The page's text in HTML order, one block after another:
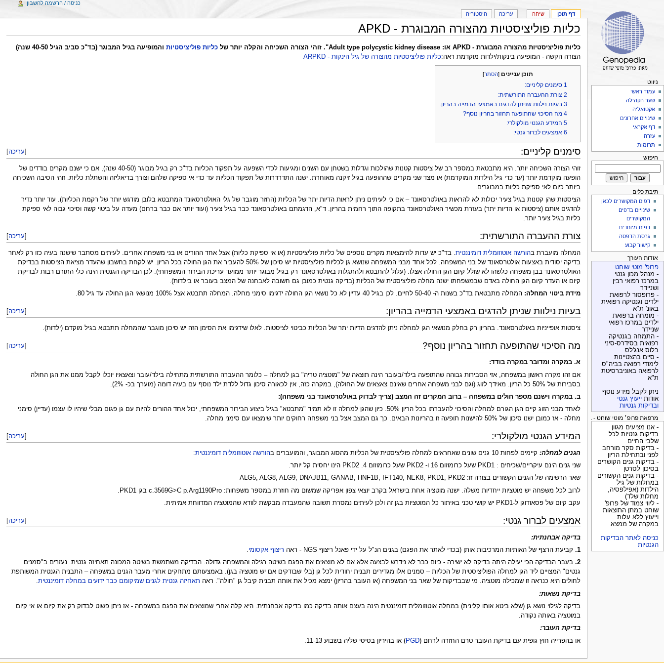
כליות פוליציסטיות מהצורה המבוגרת - APKD
כליות פוליציסטיות מהצורה המבוגרת - APKD או: Adult type polycystic kidney disease". זוהי הצורה השכיחה והקלה יותר של כליות פוליציסטיותוהמופיעה בגיל המבוגר (בד"כ סביב הגיל 40-50 שנה)
הצורה הקשה - המופיעה בינקות/ילדות מוקדמת ראה:כליות פוליציסטיות מהצורה של גיל הינקות - ARPKD
תוכן עניינים [הסתר]
1 סימנים קליניים:
2 צורת ההעברה התורשתית:
3 בעיות נילוות שניתן להדגים באמצעי הדמייה בהריון:
4 מה הסיכוי שהתופעה תחזור בהריון נוסף?
5 המידע הגנטי מולקולרי:
6 אמצעים לברור גנטי:
[עריכה] סימנים קליניים:
זוהי הצורה השכיחה יותר. היא מתבטאת במספר רב של ציסטות קטנות שהולכות וגדלות בשטחן עם השנים ומגיעות לכדי השפעה על תפקוד הכליות בד"כ רק בגיל מבוגר (40-50 שנה), אם כי ישנם מקרים בודדים של
הופעה מוקדמת יותר (עד כדי גיל הילדות המוקדמת) או מצד שני מקרים שההופעה בגיל זיקנה מאוחרת. ישנה התדרדרות של תפקוד הכליות עד כדי אי ספיקה שלהם וצורך בדיאליזה והשתלת כליות. זוהי הסיבה השכיחה
ביותר כיום לאי ספיקת כליות במבוגרים.
הציסטות שהן קטנות בגיל צעיר יכולות לא להראות באולטרסאונד – אם כי לעיתים ניתן לראות הדיות יתר של הכליות (החזר מוגבר של גלי האולטרסאונד המתבטא בלובן מודגש יותר של רקמת הכליות). עוד יותר נדיר
להדגים אותם (ציסטות או הדיות יתר) בעזרת מכשיר האולטרסאונד בתקופה התוך רחמית בהריון. ד"א, הדגמתם באולטרסאונד כבר בגיל צעיר (ועוד יותר אם כבר ברחם) מעדה על ביטוי קשה וסיכוי גבוה לאי ספיקת
כליות בגיל צעיר יותר.
[עריכה] צורת ההעברה התורשתית:
המחלה מועברת בהורשה אוטוזומלית דומיננטית. בד"כ יש עדות להימצאות מקרים נוספים של כליות פוליציסטיות (או אי ספיקת כליות) אצל אחד ההורים או בני משפחה אחרים. לעיתים מסתבר שישנה בעיה כזו רק לאחר
בדיקה יסודית באצעות אולטרסאונד של בני המשפחה. לכל אחד מבני המשפחה שנושא גן לכליות פוליציסטיות יש סיכון של 50% להעביר את הגן החולה בכל הריון. יש לקחת בחשבון שהעדר מציאת הציסטות בבדיקת
האולטרסאונד בבן משפחה כלשהו לא שולל קיום הגן החולה אצלו. (עלול להתבטא ולהתגלות באולטרסאונד רק בגיל מבוגר יותר ממועד עריכת הבירור המשפחתי). לכן הבדיקה הגנטית הינה כלי התורם רבות לבדיקת
קיום או העדר קיום הגן החולה באדם שבמשפחתו ישנה מחלה פוליציסטית של הכליות (בדיקה גנטית כמובן גם חשובה לאבחנה של המצב בעובר או בילדות).
מידת ביטוי המחלה: המחלה מתבטאת בד"כ בשנות ה- 50-40 לחיים. לכן בגיל 40 עדיין לא כל נושאי הגן החולה ידגימו סימני מחלה. המחלה תתבטא אצל 100% מנושאי הגן החולה עד גיל 80.
[עריכה] בעיות נילוות שניתן להדגים באמצעי הדמייה בהריון:
ציסטות אופייניות באולטרסאונד. בהריון רק בחלק מנושאי הגן למחלה ניתן להדגים הדיות יתר של הכליות כביטוי לציסטות. לאלו שידגימו את הסימן הזה יש סיכון מוגבר שהמחלה תתבטא בגיל מוקדם (ילדות).
[עריכה] מה הסיכוי שהתופעה תחזור בהריון נוסף?
א. במקרה ומדובר במקרה בודד:
אם זהו מקרה ראשון במשפחה, אזי הסבירות גבוהה שהתופעה בילד/בעובר הינה תוצאה של "מוטציה טריה" בגן למחלה – כלומר ההעברה התורשתית מתחילה בילד/עובר וצאצאיו יוכלו לקבל ממנו את הגן החולה
בסבירות של 50% כל הריון. מאידך לזוג (וגם לבני משפחה אחרים שאינם צאצאים של החולה), במקרה כזה, אין לכאורה סיכון גדול ללדת ילד נוסף עם בעיה דומה (מוערך בכ- 2%).
ב. במקרה וישנם מספר חולים במשפחה – ברוב המקרים זה המצב (צריך לבדוק באולטרסאונד בני משפחה):
לאחד מבני הזוג קיים הגן הגורם למחלה והסיכוי להעברתו בכל הריון 50%. כיון שהגן למחלה זו לא תמיד "מתבטא" בגיל ביצוע הבירור המשפחתי, יכול אחד ההורים להיות עם גן פגום מבלי שיהיו לו עצמו (עדיין) סימני
מחלה - אז כמובן ישנו סיכון של 50% להישנות תופעה זו בהריונות הבאים. כך גם המצב אצל בני משפחה רחוקים יותר שימצאו עם סימני מחלה.
[עריכה] המידע הגנטי מולקולרי:
הגנים למחלה:קיימים לפחות 10 גנים שונים שאחראים למחלה פוליציסטית של הכליות מהסוג המבוגר, והמועברים ב הורשה אוטוזומלית דומיננטית:
שני גנים הינם עיקריים/שכיחים : PKD1 שעל כרומוזום 16 ו- PKD2 שעל כרומוזום 4. PKD2 הינו יחסית קל יותר.
שאר הרשימה של הגנים הקשורים בצורה זו: ALG5, ALG8, ALG9, DNAJB11, GANAB, HNF1B, IFT140, NEK8, PKD1, PKD2
לרוב לכל משפחה יש מוטציות ייחדיות משלה. ישנה מוטציה אחת בישראל בקרב יוצאי צפון אפריקה שמשום מה חוזרת במספר משפחות: c.3569G>C p.Arg1190Pro בגן PKD1.
עקב קיום של פסאודוגן ל-PKD1 יש קושי טכני באיתור כל המוטציות בגן זה ולכן לעיתים נמסרת תשובה שהמעבדה מבקשת לוודא שהמוטציה המדווחת אמיתית.
[עריכה] אמצעים לברור גנטי:
בדיקה אבחנתית:
1. קביעת הרצף של האותיות המרכיבות אותן (בכדי לאתר את הפגם) בגנים הנ"ל על ידי פאנל ריצוף NGS - ראה ריצוף אקסומי.
2. בעבר הבדיקה הכי יעילה היתה בדיקה לא ישירה - כיום כבר לא נידרש לבצעה אלא אם לא מוצאים את הפגם בשיטה רגילה והמשפחה גדולה. הבדיקה משתמשת בשיטה המכונה תאחיזה גנטית. נעזרים ב"סמנים
גנטים" המצויים ליד הגן למחלה הפוליציסטית של הכליות – סמנים אלו מגדירים תבנית יחודית לכל גן (בלי שבודקים אם יש מוטציה בגן). באמצעותם מתחקים אחרי מעבר הגנים במשפחה – התבנית הגנטית המשותפת
לחולים היא כנראה זו שמכילה מוטציה. מי שבבדיקות של שאר בני המשפחה (או העובר בהריון) ימצא מכיל את אותה תבנית קיבל גן "חולה". ראה תאחיזה גנטית לגנים שמיקומם כבר ידועים במחלה דומיננטית.
בדיקת נשאות:
בדיקה לגילוי נושא גן (שלא ביטא אותו קלינית) במחלה אוטוזומלית דומיננטית הינה בעצם אותה בדיקה כמו בדיקה אבחנתית. היא קלה אחרי שמוצאים את הפגם במשפחה - אז ניתן פשוט לבדוק רק את קיום או אי קיום
במוטציה באותה נקודה.
בדיקת העובר:
או בהפרייה חוץ גופית עם בדיקת העובר טרם החזרה לרחם (PGD) או בהיריון בסיסי שליה בשבוע 11-13.
דף תוכן שיחה עריכה היסטוריה
כניסה / הרשמה לחשבון
ניווט
עמוד ראשי
שער הקהילה
אקטואליה
שינויים אחרונים
דף אקראי
עזרה
תרומות
חיפוש
תיבת כלים
דפים המקושרים לכאן
שינויים בדפים
המקושרים
דפים מיוחדים
גרסת הדפסה
קישור קבוע
אודות העורך
פרופ' מוטי שוחט
- מנהל מכון גנטי
במרכז רפואי רבין
ושניידר
- פרופסור לרפואת
ילדים וגנטיקה רפואית
באונ' ת"א
- מומחה ברפואת
ילדים במרכז רפואי
שניידר
- התמחה בגנטיקה
רפואית בסידרס-סיני
בלוס אנג'לס
- סיים בהצטיינות
לימודי רפואה בביה"ס
לרפואה באוניברסיטת
ת"א
ניתן לקבל מידע נוסף
אודות ייעוץ גנטי
ובדיקות גנטיות
מרפאת פרופ׳ מוטי שוחט - בדיקות גנטיות
- אנו מציעים מגוון
בדיקות גנטיות לכל
שלבי החיים
- בדיקות סקר מורחב
לפני ובתחילת הריון
- בדיקות גנים הקושרים
בסיכון לסרטן
- בדיקות גנים הקשורים
במחלות של גיל
הילדות (אפילפסיה,
מחלות שלד)
- ליווי צמוד של פרופ'
שוחט במתן התוצאות
וייעוץ ללא עלות
במקרה של ממצא
כניסה לאתר הבדיקות
הגנטיות